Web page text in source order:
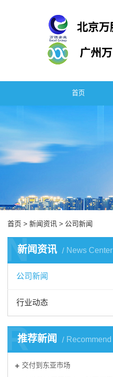
首页
首页 > 新闻资讯 > 公司新闻
新闻资讯 News Center
N
公司新闻
行业动态
推荐新闻 Recommend
R
交付到东亚市场